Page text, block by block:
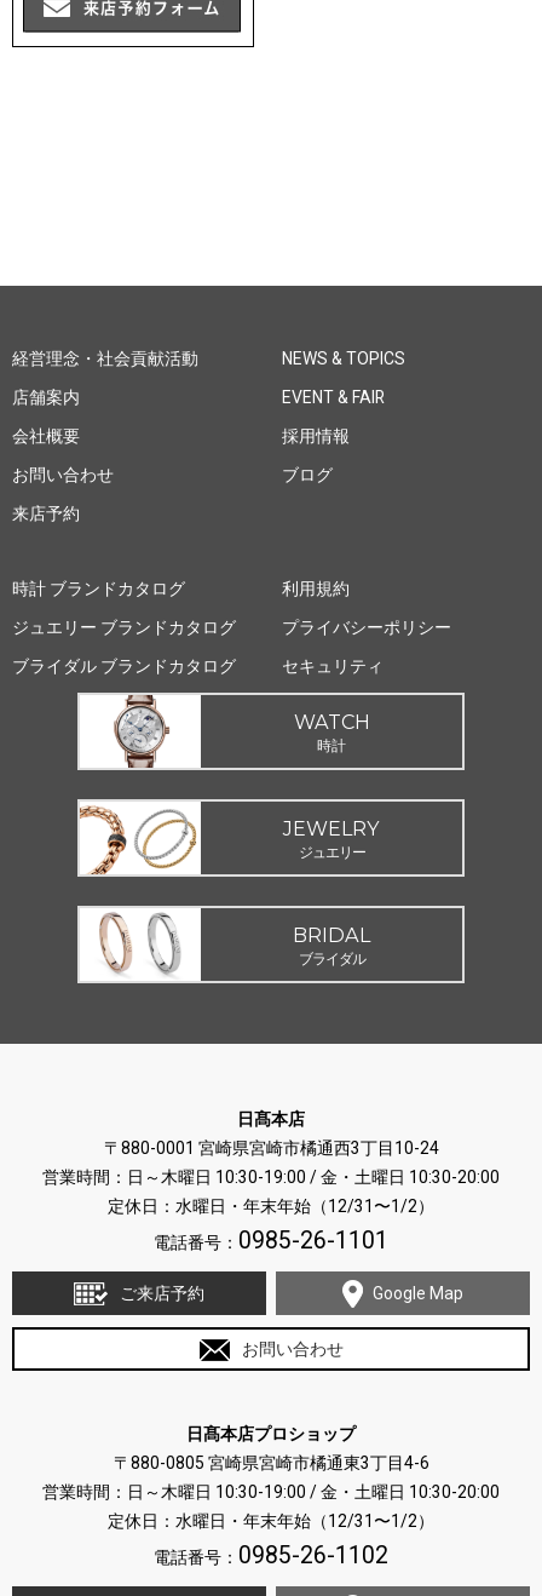
経営理念・社会貢献活動
店舗案内
会社概要
お問い合わせ
来店予約
NEWS & TOPICS
EVENT & FAIR
採用情報
ブログ
時計 ブランドカタログ
ジュエリー ブランドカタログ
ブライダル ブランドカタログ
利用規約
プライバシーポリシー
セキュリティ
WATCH
時計
JEWELRY
ジュエリー
BRIDAL
ブライダル
日髙本店
〒880-0001 宮崎県宮崎市橘通西3丁目10-24
営業時間：日～木曜日 10:30-19:00 / 金・土曜日 10:30-20:00
定休日：水曜日・年末年始（12/31〜1/2）
電話番号： 0985-26-1101
ご来店予約 Google Map
お問い合わせ
日髙本店プロショップ
〒880-0805 宮崎県宮崎市橘通東3丁目4-6
営業時間：日～木曜日 10:30-19:00 / 金・土曜日 10:30-20:00
定休日：水曜日・年末年始（12/31〜1/2）
電話番号： 0985-26-1102